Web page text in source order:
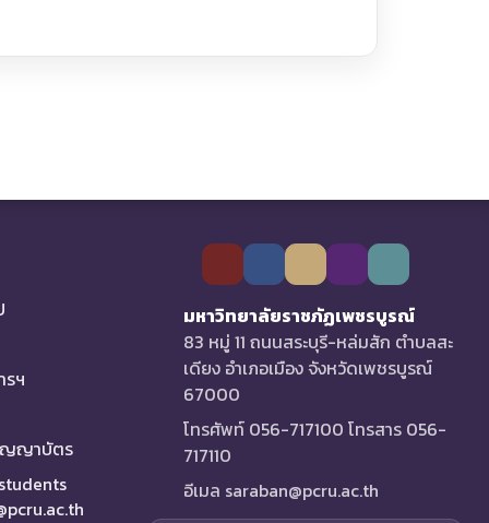
รฯ
ญญาบัตร
มหาวิทยาลัยราชภัฏเพชรบูรณ์
83 หมู่ 11 ถนนสระบุรี-หล่มสัก ตำบลสะ
เดียง อำเภอเมือง จังหวัดเพชรบูรณ์
67000
โทรศัพท์ 056-717100 โทรสาร 056-
717110
อีเมล saraban@pcru.ac.th